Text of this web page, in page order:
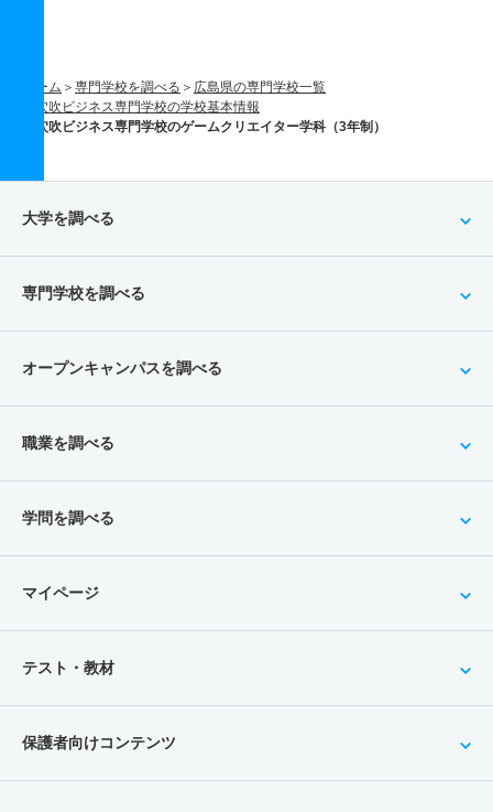
ホーム 専門学校を調べる
広島県の専門学校一覧
穴吹ビジネス専門学校の学校基本情報
穴吹ビジネス専門学校のゲームクリエイター学科（3年制）
大学を調べる
専門学校を調べる
オープンキャンパスを調べる
職業を調べる
学問を調べる
マイページ
テスト・教材
保護者向けコンテンツ